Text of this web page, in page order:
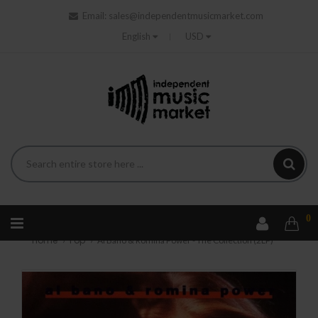
Email:
sales@independentmusicmarket.com
English
USD
0
Home Pop Al Bano & Romina Power - The Collection (2LP)